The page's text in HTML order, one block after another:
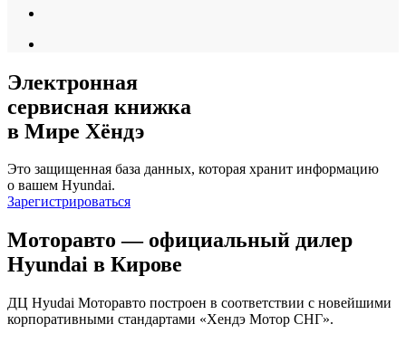
Электронная
сервисная книжка
в Мире Хёндэ
Это защищенная база данных, которая хранит информацию
о вашем Hyundai.
Зарегистрироваться
Моторавто — официальный дилер
Hyundai в Кирове
ДЦ Hyudai Моторавто построен в соответствии с новейшими
корпоративными стандартами «Хендэ Мотор СНГ».